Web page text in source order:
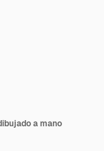
a mano